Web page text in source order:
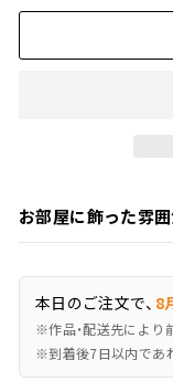
お部屋に飾った雰
本日のご注文で、 8
※作品・配送先により
※到着後7日以内であ